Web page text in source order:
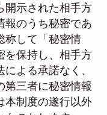
開示された相手方
報のうち秘密であ
称して「秘密情
を保持し、相手方
よる承諾なく、
第三者に秘密情報
本制度の遂行以外